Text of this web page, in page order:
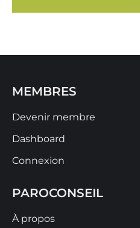
MEMBRES
Devenir membre
Dashboard
Connexion
PAROCONSEIL
À propos